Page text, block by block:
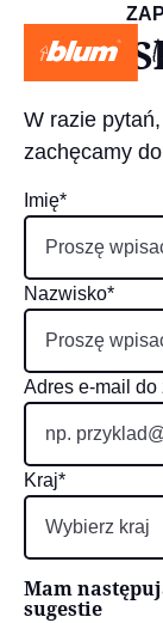
W razie
zachęcamy
Imię*
Nazwisko*
Adres e-mail do
Kraj*
Wybierz kraj
Mam
sugestie